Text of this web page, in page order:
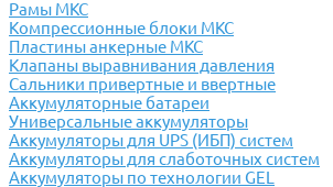
Рамы МКС
Компрессионные блоки МКС
Пластины анкерные МКС
Клапаны выравнивания давления
Сальники привертные и ввертные
Аккумуляторные батареи
Универсальные аккумуляторы
Аккумуляторы для UPS (ИБП) систем
Аккумуляторы для слаботочных систем
Аккумуляторы по технологии GEL